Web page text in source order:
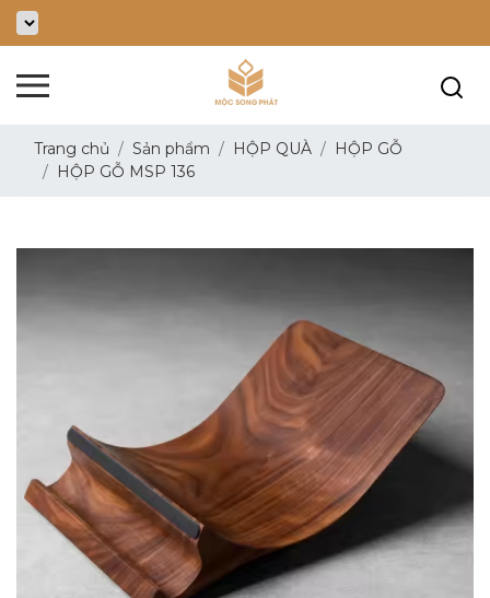
Trang chủ Sản phẩm HỘP QUÀ
HỘP GỖ
HỘP GỖ MSP 136